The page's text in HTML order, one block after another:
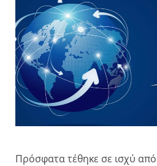
Πρόσφατα τέθηκε σε ισχύ